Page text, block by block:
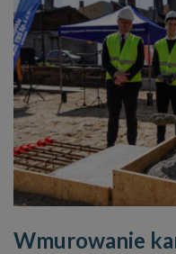
Wmurowanie